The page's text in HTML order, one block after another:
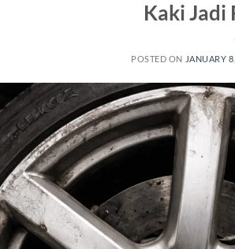
Kaki Jadi
POSTED ON JANUARY